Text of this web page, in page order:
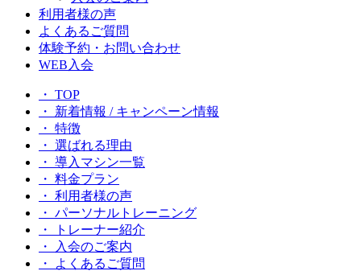
利用者様の声
よくあるご質問
体験予約・お問い合わせ
WEB入会
・ TOP
・ 新着情報 / キャンペーン情報
・ 特徴
・ 選ばれる理由
・ 導入マシン一覧
・ 料金プラン
・ 利用者様の声
・ パーソナルトレーニング
・ トレーナー紹介
・ 入会のご案内
・ よくあるご質問